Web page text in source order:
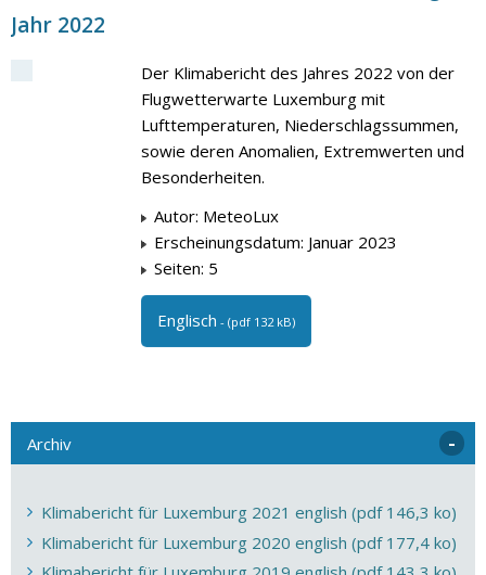
Jahr 2022
Der Klimabericht des Jahres 2022 von der
Flugwetterwarte Luxemburg mit
Lufttemperaturen, Niederschlagssummen,
sowie deren Anomalien, Extremwerten und
Besonderheiten.
Autor: MeteoLux
Erscheinungsdatum: Januar 2023
Seiten: 5
Englisch - (pdf 132 kB)
Archiv
Klimabericht für Luxemburg 2021 english (pdf 146,3 ko)
Klimabericht für Luxemburg 2020 english (pdf 177,4 ko)